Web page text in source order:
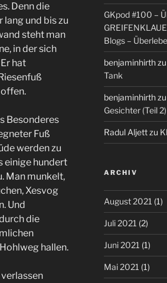
Denn die
lang und bis zu
steht man
in der sich
hat
Besonderes
Fuß
werden zu
einige hundert
Man munkelt,
Xesvog
Und
die
hallen.
GKpod #100 –
Blogs –
benjaminhirthzu
Tank
benjaminhirthzu
Gesichter (Teil 2)
Radul Aljettzu
ARCHIV
August 2021 (1)
Juli 2021 (2)
Juni 2021 (1)
Mai 2021 (1)